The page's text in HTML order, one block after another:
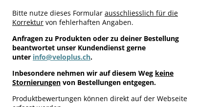
Bitte nutze dieses Formular ausschliesslich für die
Korrektur von fehlerhaften Angaben.
Anfragen zu Produkten oder zu deiner Bestellung
beantwortet unser Kundendienst gerne
unter info@veloplus.ch.
Inbesondere nehmen wir auf diesem Weg keine
Stornierungen von Bestellungen entgegen.
Produktbewertungen können direkt auf der Webseite